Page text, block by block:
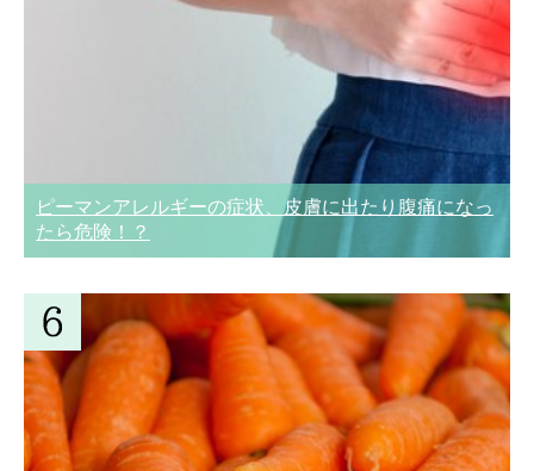
ピーマンアレルギーの症状、皮膚に出たり腹痛になっ
たら危険！？